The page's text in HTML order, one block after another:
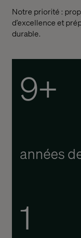
Notre priorité :
d’excellence et
durable.
9+
années
1